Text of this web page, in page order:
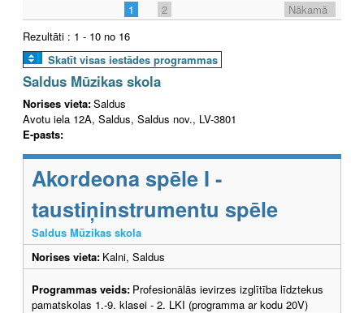
1 2
Nākamā
Rezultāti : 1 - 10 no 16
Skatīt visas iestādes programmas
Saldus Mūzikas skola
Norises vieta:Saldus
Avotu iela 12A, Saldus, Saldus nov., LV-3801
E-pasts:
Akordeona spēle I -
taustiņinstrumentu spēle
Saldus Mūzikas skola
Norises vieta: Kalni, Saldus
Programmas veids: Profesionālās ievirzes izglītība līdztekus
pamatskolas 1.-9. klasei - 2. LKI (programma ar kodu 20V)